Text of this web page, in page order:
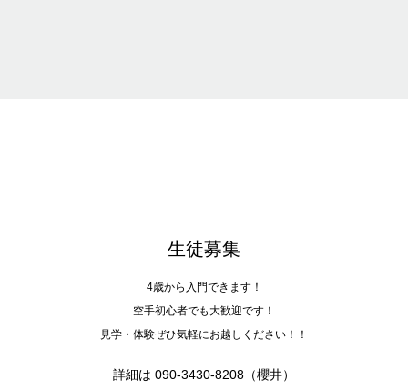
生徒募集
4歳から入門できます！
空手初心者でも大歓迎です！
見学・体験ぜひ気軽にお越しください！！
詳細は 090-3430-8208（櫻井）